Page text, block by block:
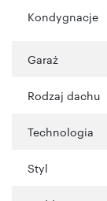
Kondygnacje
Garaż
Rodzaj dachu
Technologia
Styl